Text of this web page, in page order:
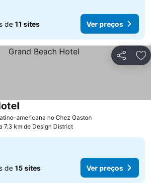
de 11 sites Ver preços
Partilhar
americana no Chez Gaston
7.3 km de Design District
de 15 sites Ver preços